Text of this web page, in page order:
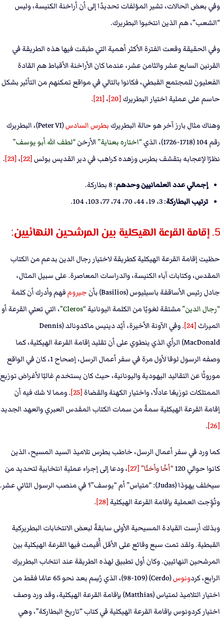
وفي بعض الحالات، تشير المؤلفات تحديدًا إلى أن أراخنة الكنيسة، وليس
“الشعب”، هم الذين انتخبوا البطريرك.
وفي الحقيقة وقعت الفترة الأكثر أهمية التي طبقت فيها هذه الطريقة في
القرنين السابع عشر والثامن عشر، عندما كان الأراخنة الأقباط هم القادة
الفعليون للمجتمع القبطي، فكانوا بالتالي في مواقع تمكنهم من التأثير بشكل
حاسم على عملية اختيار البطريرك [20] ، [21]
.
وهناك مثال بارز آخر هو حالة البطريرك بطرس السادس
(Peter VI)، البطريرك
رقم 104 (1718-1726)، الذي
اختاره بعناية الأرخن لطف الله أبو يوسف
نظرًا لإعجابه بتقشف بطرس وزهده كراهب في دير القديس بولس [22] ، [23]
.
إجمالي عدد العلمانيين وحدهم: 8 بطاركة.
ترتيب البطاركة: 3، 19، 44، 70، 74، 77، 103، 104.
5. إقامة القرعة الهيكلية بين المرشحين النهائيين:
حظيت إقامة القرعة الهيكلية كطريقة لاختيار رجال الدين بدعم من الكتاب
المقدس، وكتابات آباء الكنيسة، والدراسات المعاصرة. على سبيل المثال،
جادل رئيس الأساقفة باسيليوس (Basilios) بأن
جيرومفهم وأدرك أن كلمة
رجال الدين مشتقة لغويًا من الكلمة اليونانية Cleros ، التي تعني القرعة أو
الميراث [24]
. وفي الآونة الأخيرة، أيّد دينيس ماكدونالد (Dennis
MacDonald) الرأي الذي ينطوي على أن تقليد إقامة القرعة الهيكلية، كما
وصفه الرسول لوقا لأول مرة في سفر أعمال الرسل، إصحاح 1، كان في الواقع
موروثًا عن التقاليد اليهودية واليونانية، حيث كان يستخدم غالبًا لأغراض توزيع
الممتلكات توزيعًا عادلًا، واختيار الكهنة والقضاة [25]
. ومما لا شك فيه أن
إقامة القرعة الهيكلية سمةً من سمات الكتاب المقدس العبري والعهد الجديد
[26]
.
كما ورد في سفر أعمال الرسل، خاطب بطرس تلاميذ السيد المسيح، الذين
كانوا حوالي 120
أخًا وأختًا [27]
، ودعا إلى إجراء عملية انتخابية لتحديد من
سيخلف يهوذا (Judas): “متياس” أم “يوسف”؟ في منصب الرسول الثاني عشر.
وتُوِّجت العملية بإقامة القرعة الهيكلية[28]
.
وبذلك أرست القيادة المسيحية الأولى سابقةً لبعض الانتخابات البطريركية
القبطية. ولقد تمت سبع وقائع على الأقل أُقيمت فيها القرعة الهيكلية بين
المرشحين النهائيين. وكان أول تطبيق لهذه الطريقة عند انتخاب البطريرك
الرابع، كردونوس
(Cerdo) (98-109)، الذي رُسِم بعد نحو 65 عامًا فقط من
اختيار التلاميذ لمتياس (Matthias) بإقامة القرعة الهيكلية، وقد ورد وصف
اختيار كردونوس بإقامة القرعة الهيكلية في كتاب “تاريخ البطاركة”، وهي